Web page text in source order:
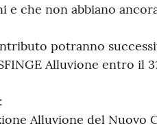
e che non abbiano
potranno
Alluvione entro il
Alluvione del Nuovo